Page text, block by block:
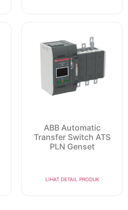
ABB Automatic
Transfer Switch ATS
PLN Genset
LIHAT DETAIL PRODUK